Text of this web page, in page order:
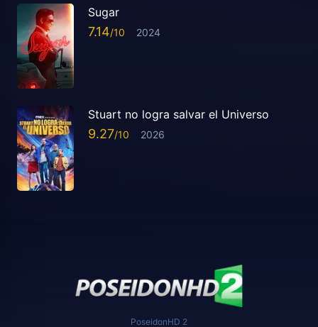
Sugar
7.14 2024
Stuart no logra salvar el Universo
9.27 2026
PoseidonHD 2